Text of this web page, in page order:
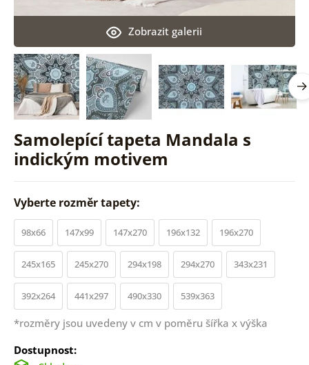
Samolepící tapeta Mandala s
indickým motivem
Zobrazit galerii
Vyberte rozměr tapety:
98x66 147x99 147x270 196x132 196x270
245x165 245x270 294x198 294x270 343x231
392x264 441x297 490x330 539x363
*rozměry jsou uvedeny v cm v poměru šířka x výška
Dostupnost: